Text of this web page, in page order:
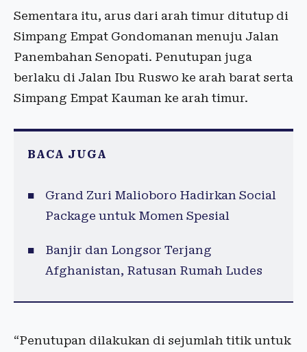
Sementara itu, arus dari arah timur ditutup di
Simpang Empat Gondomanan menuju Jalan
Panembahan Senopati. Penutupan juga
berlaku di Jalan Ibu Ruswo ke arah barat serta
Simpang Empat Kauman ke arah timur.
BACA JUGA
Grand Zuri Malioboro Hadirkan Social
Package untuk Momen Spesial
Banjir dan Longsor Terjang
Afghanistan, Ratusan Rumah Ludes
“Penutupan dilakukan di sejumlah titik untuk